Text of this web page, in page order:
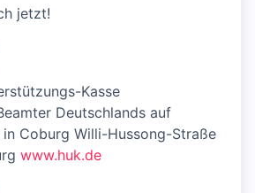
jetzt!
Kasse
Deutschlands auf
Coburg Willi-Hussong-Straße
www.huk.de